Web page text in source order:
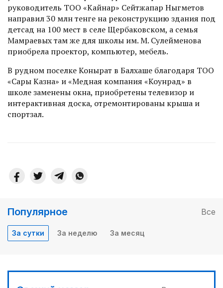
руководитель ТОО «Кайнар» Сейтжапар Ныгметов
направил 30 млн тенге на реконструкцию здания под
детсад на 100 мест в селе Щербаковском, а семья
Мамраевых там же для школы им. М. Сулейменова
приобрела проектор, компьютер, мебель.
В рудном поселке Конырат в Балхаше благодаря ТОО
«Сары Казна» и «Медная компания «Коунрад» в
школе заменены окна, приобретены телевизор и
интер­активная доска, отремонтированы крыша и
спортзал.
Популярное Все
За сутки За неделю За месяц